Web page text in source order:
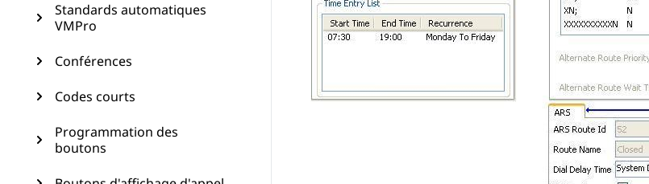
Standards automatiques
VMPro
Conférences
Codes courts
Programmation des
boutons